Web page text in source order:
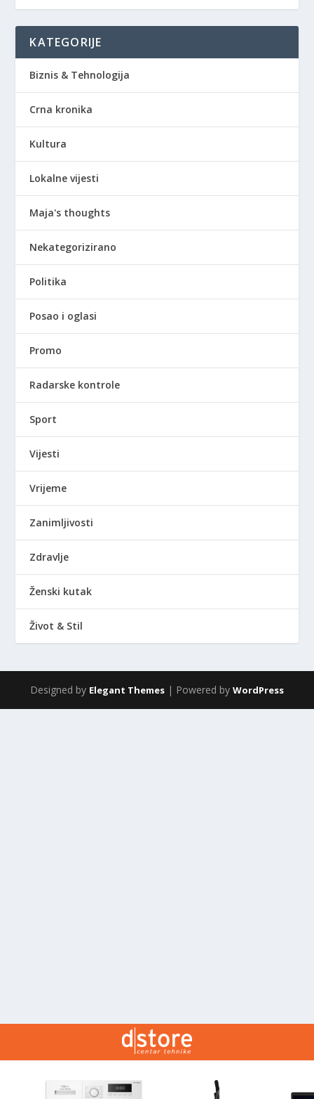
KATEGORIJE
Biznis & Tehnologija
Crna kronika
Kultura
Lokalne vijesti
Maja's thoughts
Nekategorizirano
Politika
Posao i oglasi
Promo
Radarske kontrole
Sport
Vijesti
Vrijeme
Zanimljivosti
Zdravlje
Ženski kutak
Život & Stil
Designed by Elegant Themes | Powered by WordPress